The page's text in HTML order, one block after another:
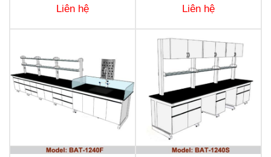
Liên hệ Liên hệ